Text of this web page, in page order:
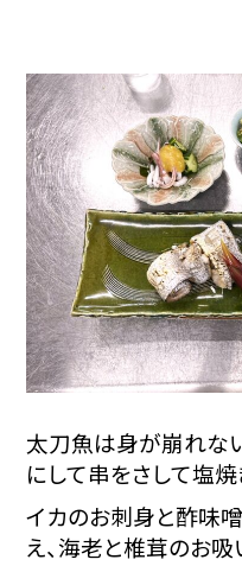
太刀魚は身が崩れな
にして串をさして塩焼
イカのお刺身と酢味
え、海老と椎茸のお吸